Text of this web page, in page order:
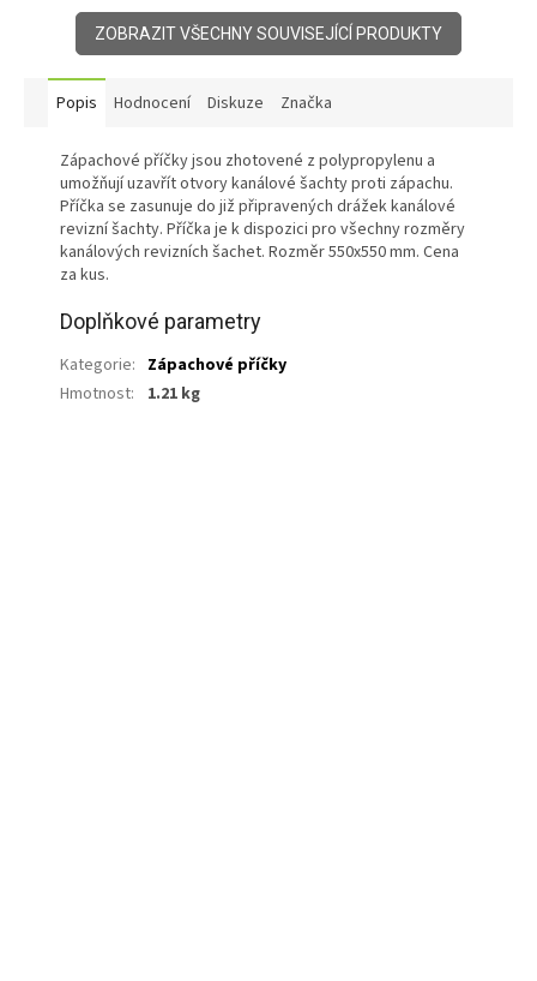
ZOBRAZIT VŠECHNY SOUVISEJÍCÍ PRODUKTY
Popis Hodnocení Diskuze Značka
Zápachové příčky jsou zhotovené z polypropylenu a
umožňují uzavřít otvory kanálové šachty proti zápachu.
Příčka se zasunuje do již připravených drážek kanálové
revizní šachty. Příčka je k dispozici pro všechny rozměry
kanálových revizních šachet. Rozměr 550x550 mm. Cena
za kus.
Doplňkové parametry
Kategorie: Zápachové příčky
Hmotnost: 1.21 kg